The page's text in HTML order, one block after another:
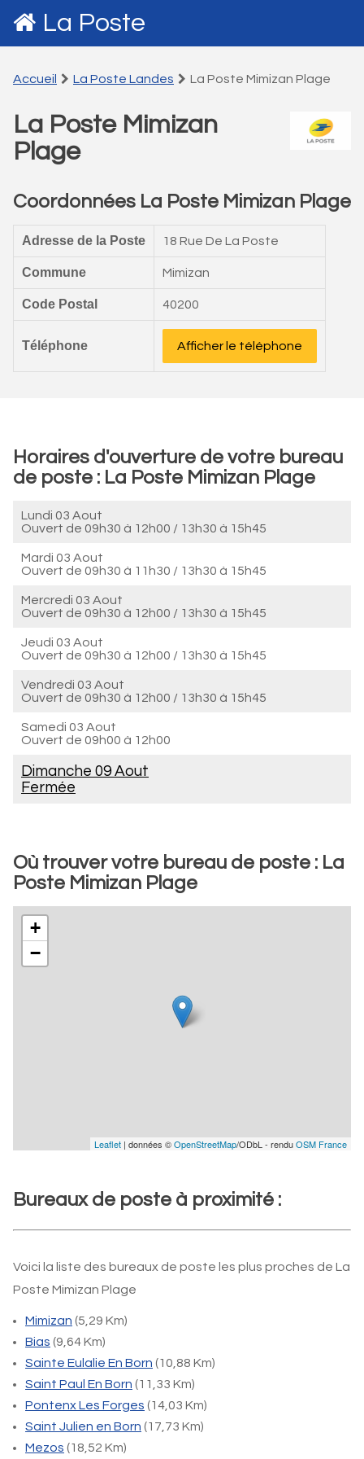
La Poste
Accueil La Poste Landes La Poste Mimizan Plage
La Poste Mimizan
Plage
Coordonnées La Poste Mimizan Plage
Adresse de la Poste 18 Rue De La Poste
Commune Mimizan
Code Postal 40200
Téléphone Afficher le téléphone
Horaires d'ouverture de votre bureau
de poste : La Poste Mimizan Plage
Lundi 03 Aout
Ouvert de 09h30 à 12h00 / 13h30 à 15h45
Mardi 03 Aout
Ouvert de 09h30 à 11h30 / 13h30 à 15h45
Mercredi 03 Aout
Ouvert de 09h30 à 12h00 / 13h30 à 15h45
Jeudi 03 Aout
Ouvert de 09h30 à 12h00 / 13h30 à 15h45
Vendredi 03 Aout
Ouvert de 09h30 à 12h00 / 13h30 à 15h45
Samedi 03 Aout
Ouvert de 09h00 à 12h00
Dimanche 09 Aout
Fermée
Où trouver votre bureau de poste : La
Poste Mimizan Plage
+
−
Leaflet | données ©OpenStreetMap/ODbL - renduOSM France
Bureaux de poste à proximité :
Voici la liste des bureaux de poste les plus proches de La
Poste Mimizan Plage
Mimizan (5,29 Km)
Bias (9,64 Km)
Sainte Eulalie En Born (10,88 Km)
Saint Paul En Born (11,33 Km)
Pontenx Les Forges (14,03 Km)
Saint Julien en Born (17,73 Km)
Mezos (18,52 Km)